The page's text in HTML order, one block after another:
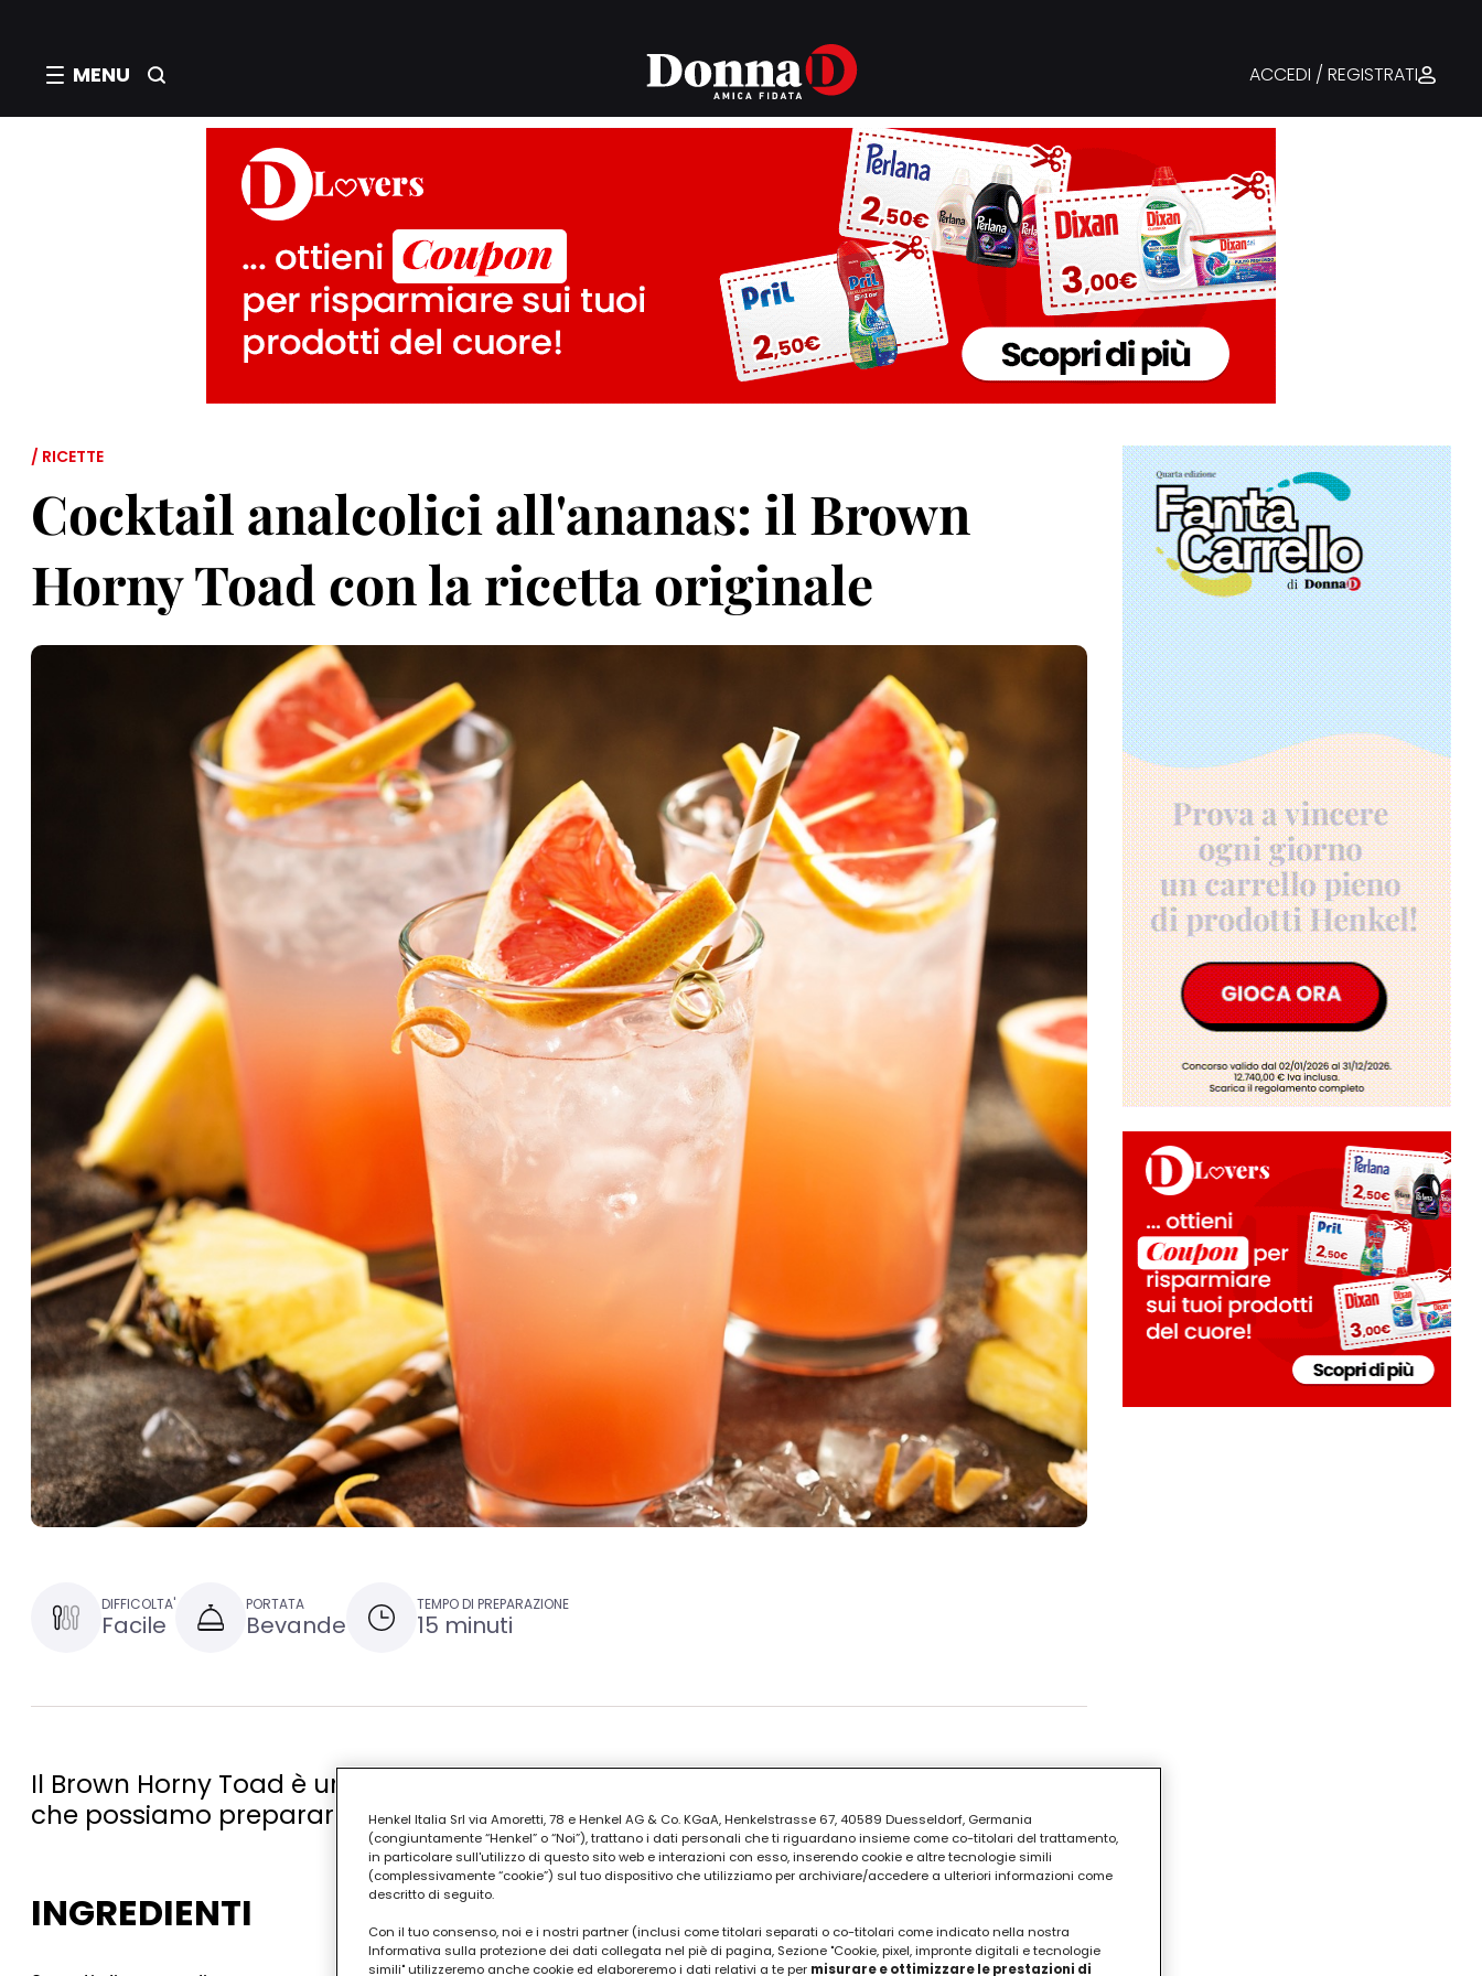
MENU ACCEDI / REGISTRATI
/ RICETTE
Cocktail analcolici all'ananas: il Brown
Horny Toad con la ricetta originale
DIFFICOLTA'
Facile
PORTATA
Bevande
TEMPO DI PREPARAZIONE
15 minuti
Il Brown Horny Toad è un ottimo cocktail all'ananas e succo di arancia e limone,
che possiamo preparare in casa facilmente. Seguiamo la ricetta originale.
INGREDIENTI
Henkel Italia Srl via Amoretti, 78 e Henkel AG & Co. KGaA, Henkelstrasse 67, 40589 Duesseldorf, Germania
(congiuntamente “Henkel” o “Noi”), trattano i dati personali che ti riguardano insieme come co-titolari del trattamento,
in particolare sull'utilizzo di questo sito web e interazioni con esso, inserendo cookie e altre tecnologie simili
(complessivamente “cookie”) sul tuo dispositivo che utilizziamo per archiviare/accedere a ulteriori informazioni come
descritto di seguito.
Con il tuo consenso, noi e i nostri partner (inclusi come titolari separati o co-titolari come indicato nella nostra
Informativa sulla protezione dei dati collegata nel piè di pagina, Sezione "Cookie, pixel, impronte digitali e tecnologie
simili" utilizzeremo anche cookie ed elaboreremo i dati relativi a te per misurare e ottimizzare le prestazioni di